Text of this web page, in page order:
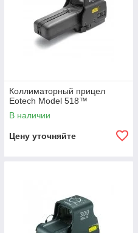
Коллиматорный прицел
Eotech Model 518™
В наличии
Цену уточняйте